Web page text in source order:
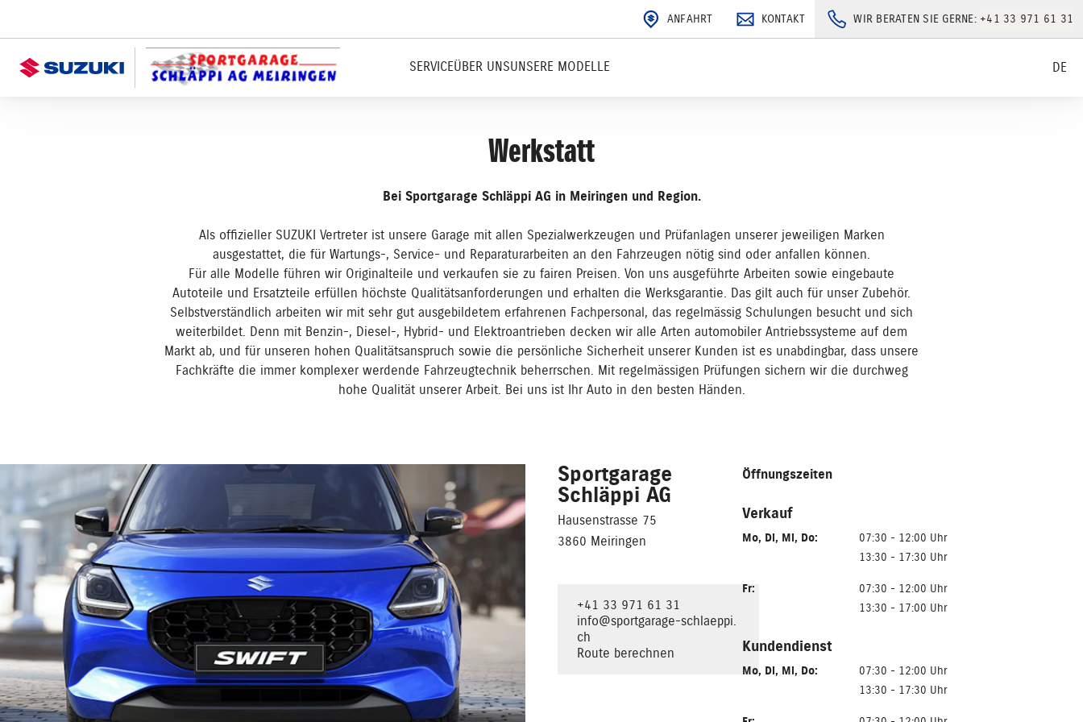
ANFAHRT KONTAKT WIR BERATEN SIE GERNE: +41 33 971 61 31
SERVICEÜBER UNSUNSERE MODELLE DE
Werkstatt
Bei Sportgarage Schläppi AG in Meiringen und Region.
Als offizieller SUZUKI Vertreter ist unsere Garage mit allen Spezialwerkzeugen und Prüfanlagen unserer jeweiligen Marken
ausgestattet, die für Wartungs-, Service- und Reparaturarbeiten an den Fahrzeugen nötig sind oder anfallen können.
Für alle Modelle führen wir Originalteile und verkaufen sie zu fairen Preisen. Von uns ausgeführte Arbeiten sowie eingebaute
Autoteile und Ersatzteile erfüllen höchste Qualitätsanforderungen und erhalten die Werksgarantie. Das gilt auch für unser Zubehör.
Selbstverständlich arbeiten wir mit sehr gut ausgebildetem erfahrenen Fachpersonal, das regelmässig Schulungen besucht und sich
weiterbildet. Denn mit Benzin-, Diesel-, Hybrid- und Elektroantrieben decken wir alle Arten automobiler Antriebssysteme auf dem
Markt ab, und für unseren hohen Qualitätsanspruch sowie die persönliche Sicherheit unserer Kunden ist es unabdingbar, dass unsere
Fachkräfte die immer komplexer werdende Fahrzeugtechnik beherrschen. Mit regelmässigen Prüfungen sichern wir die durchweg
hohe Qualität unserer Arbeit. Bei uns ist Ihr Auto in den besten Händen.
Sportgarage
Schläppi AG
Hausenstrasse 75
3860 Meiringen
+41 33 971 61 31
info@sportgarage-schlaeppi.
ch
Route berechnen
Öffnungszeiten
Verkauf
Mo, Di, Mi, Do:
07:30 - 12:00 Uhr
13:30 - 17:30 Uhr
Fr:
07:30 - 12:00 Uhr
13:30 - 17:00 Uhr
Kundendienst
Mo, Di, Mi, Do:
07:30 - 12:00 Uhr
13:30 - 17:30 Uhr